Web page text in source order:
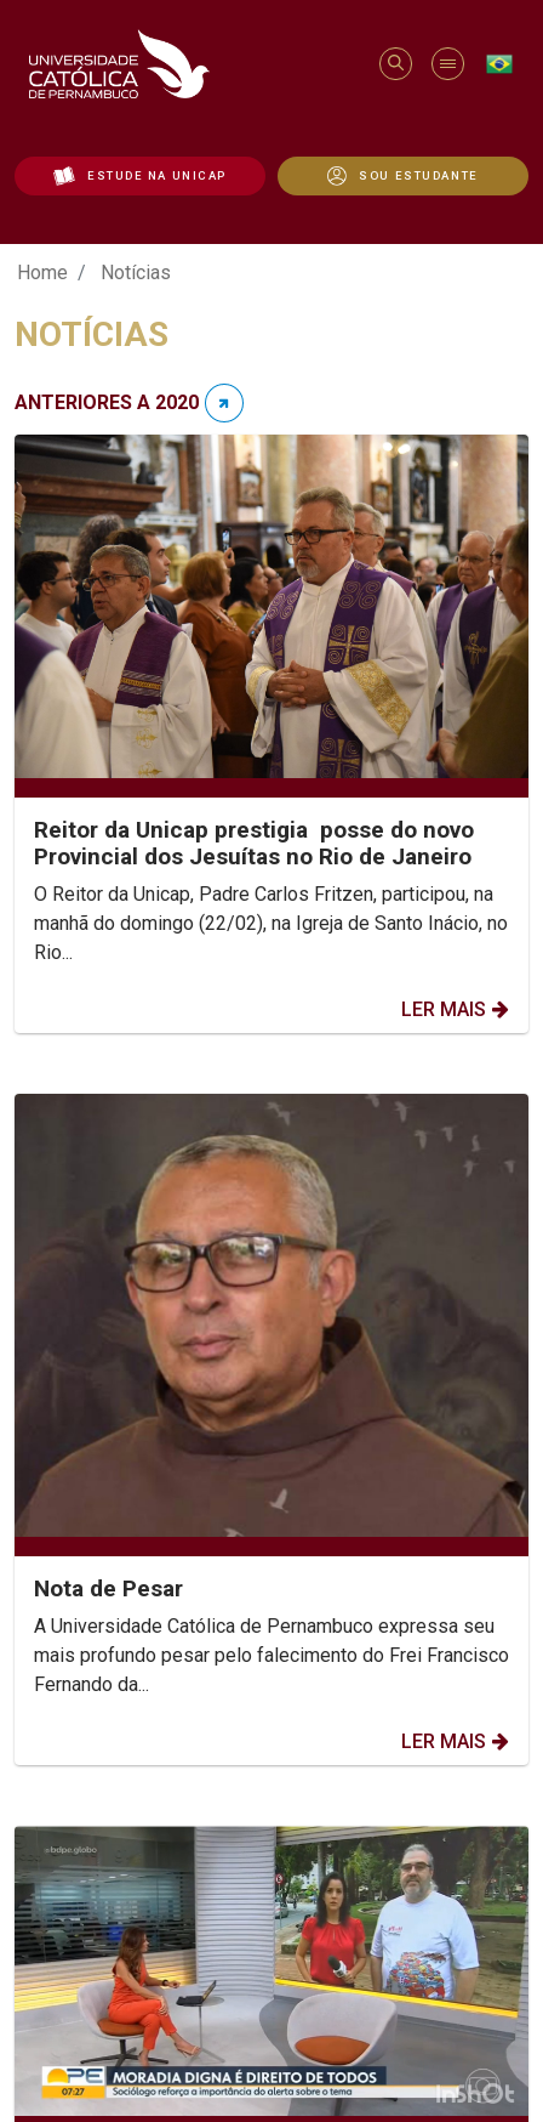
ESTUDE NA UNICAP SOU ESTUDANTE
Notícias - Unicap
Home Notícias
NOTÍCIAS
ANTERIORES A 2020
Reitor da Unicap prestigia posse do novo
Provincial dos Jesuítas no Rio de Janeiro
O Reitor da Unicap, Padre Carlos Fritzen, participou, na
manhã do domingo (22/02), na Igreja de Santo Inácio, no
Rio...
LER MAIS
Nota de Pesar
A Universidade Católica de Pernambuco expressa seu
mais profundo pesar pelo falecimento do Frei Francisco
Fernando da...
LER MAIS